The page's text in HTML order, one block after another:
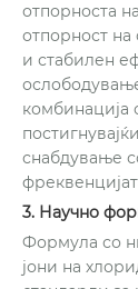
отпорноста
отпорност на
и стабилен
комбинација
снабдување
3. Научно
Формула со
јони на